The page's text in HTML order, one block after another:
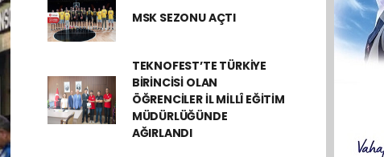
MSK SEZONU AÇTI
TEKNOFEST’TE TÜRKİYE
BİRİNCİSİ OLAN
ÖĞRENCİLER İL MİLLÎ EĞİTİM
MÜDÜRLÜĞÜNDE
AĞIRLANDI